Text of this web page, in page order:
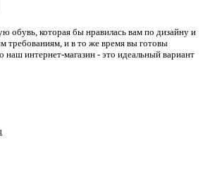
обувь, которая бы нравилась вам по дизайну и
требованиям, и в то же время вы готовы
наш интернет-магазин - это идеальный вариант